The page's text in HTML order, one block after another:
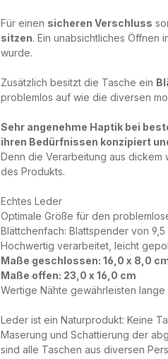
Für einen sicheren Verschluss
sitzen. Ein unabsichtliches Öffnen
wurde.
Zusätzlich besitzt die Tasche ein
problemlos auf wie die diversen
Sehr angenehme Haptik bei
ihren Bedürfnissen konzipiert
Denn die Verarbeitung aus
des Produkts.
Echtes Leder
Optimale Größe für den
Blättchenfach: Blattspender von
Hochwertig verarbeitet, leicht
Maße geschlossen: 16,0 x 8,0
Maße offen: 23,0 x 16,0 cm
Wertige Nähte gewährleisten lange
Leder ist ein Naturprodukt: Keine
Maserung und Schattierung der
sind alle Taschen aus diversen